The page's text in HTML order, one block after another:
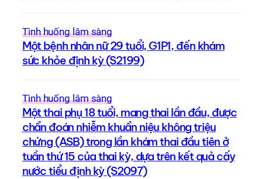
Tình huống lâm sàng
Một bệnh nhân nữ 29 tuổi, G1P1, đến khám
sức khỏe định kỳ (S2199)
Tình huống lâm sàng
Một thai phụ 18 tuổi, mang thai lần đầu, được
chẩn đoán nhiễm khuẩn niệu không triệu
chứng (ASB) trong lần khám thai đầu tiên ở
tuần thứ 15 của thai kỳ, dựa trên kết quả cấy
nước tiểu định kỳ (S2097)